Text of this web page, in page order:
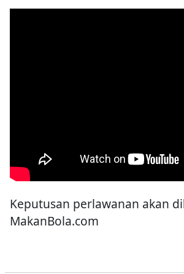
Keputusan perlawanan akan
MakanBola.com